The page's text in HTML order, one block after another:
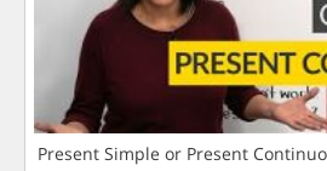
Present Simple or Present